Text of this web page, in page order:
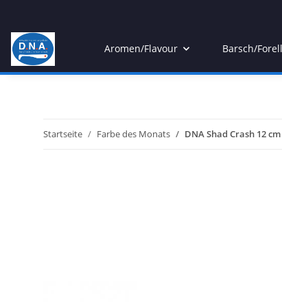
Aromen/Flavour Barsch/
Startseite Farbe des Monats DNA Shad Crash 12 cm